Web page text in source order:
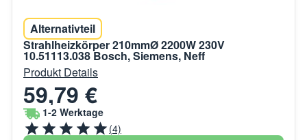
Alternativteil
Strahlheizkörper 210mmØ 2200W 230V
10.51113.038 Bosch, Siemens, Neff
Produkt Details
59,79 €
1-2 Werktage
(4)